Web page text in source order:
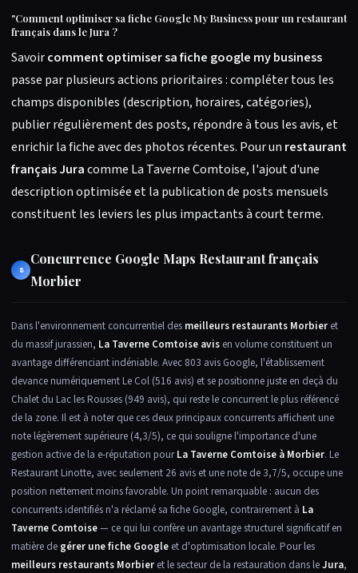
"Comment optimiser sa fiche Google My Business pour un restaurant
français dans le Jura ?
Savoircomment optimiser sa fiche google my business
passe par plusieurs actions prioritaires : compléter tous les
champs disponibles (description, horaires, catégories),
publier régulièrement des posts, répondre à tous les avis, et
enrichir la fiche avec des photos récentes. Pour un restaurant
français Juracomme La Taverne Comtoise, l'ajout d'une
description optimisée et la publication de posts mensuels
constituent les leviers les plus impactants à court terme.
8
Concurrence Google Maps Restaurant français
Morbier
Dans l'environnement concurrentiel des meilleurs restaurants Morbier et
du massif jurassien, La Taverne Comtoise avis en volume constituent un
avantage différenciant indéniable. Avec 803 avis Google, l'établissement
devance numériquement Le Col (516 avis) et se positionne juste en deçà du
Chalet du Lac les Rousses (949 avis), qui reste le concurrent le plus référencé
de la zone. Il est à noter que ces deux principaux concurrents affichent une
note légèrement supérieure (4,3/5), ce qui souligne l'importance d'une
gestion active de la e-réputation pourLa Taverne Comtoise à Morbier. Le
Restaurant Linotte, avec seulement 26 avis et une note de 3,7/5, occupe une
position nettement moins favorable. Un point remarquable : aucun des
concurrents identifiés n'a réclamé sa fiche Google, contrairement à La
Taverne Comtoise— ce qui lui confère un avantage structurel significatif en
matière de gérer une fiche Google et d'optimisation locale. Pour les
meilleurs restaurants Morbier et le secteur de la restauration dans leJura,